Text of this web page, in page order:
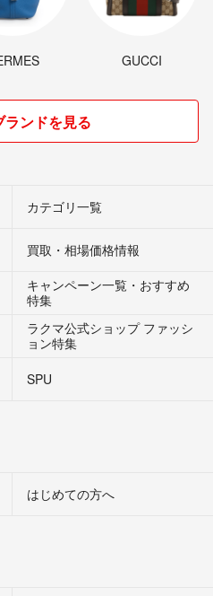
GUCCI
ンドを見る
カテゴリ一覧
買取・相場価格情報
キャンペーン一覧・おすすめ
特集
ラクマ公式ショップ ファッシ
ョン特集
SPU
はじめての方へ